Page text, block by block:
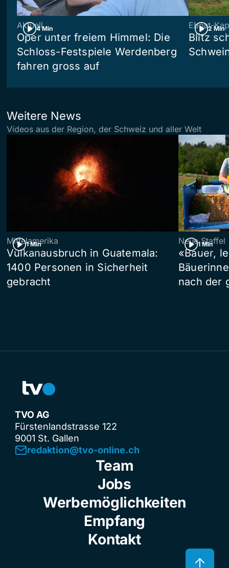
4 Min
Aktuell
Oper unter freiem Himmel: Die
Schloss-Festspiele Werdenberg
fahren gross auf
2 Min
Ebnat-
Blitz
Weitere News
Videos aus der Region, der Schweiz und aller Welt
1 Min
Mittelamerika
Vulkanausbruch in Guatemala:
1400 Personen in Sicherheit
gebracht
1 Min
Neue Staffel
«Bauer,
nach der
TVO AG
Fürstenlandstrasse 122
9001 St. Gallen
redaktion@tvo-online.ch
Team
Jobs
Werbemöglichkeiten
Empfang
Kontakt